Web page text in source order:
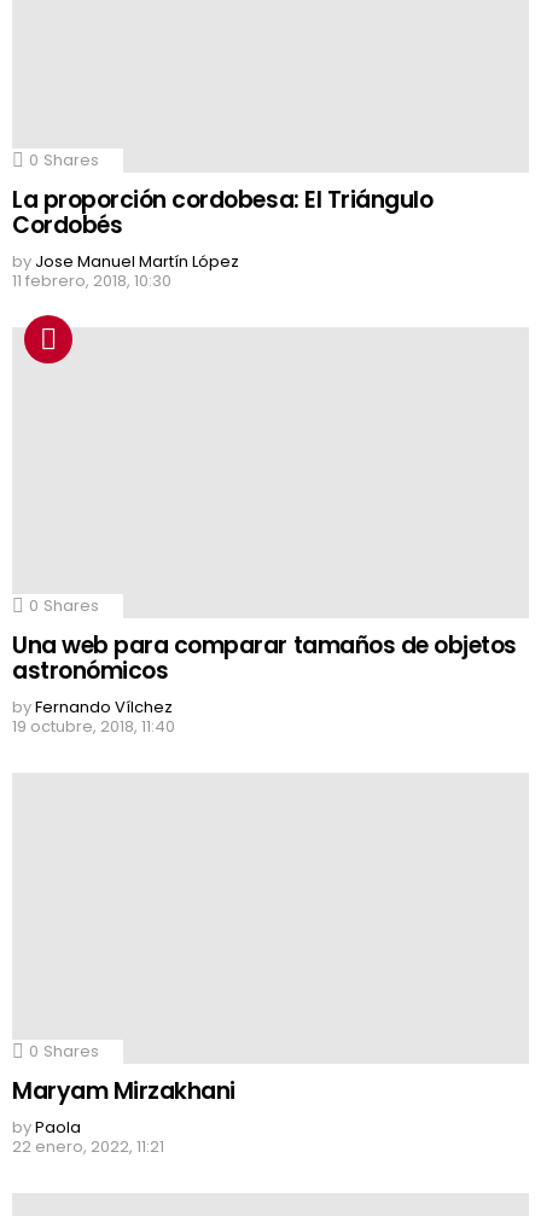
0 Shares
La proporción cordobesa: El Triángulo
Cordobés
by Jose Manuel Martín López
11 febrero, 2018, 10:30
0 Shares
Una web para comparar tamaños de objetos
astronómicos
byFernando Vílchez
19 octubre, 2018, 11:40
0 Shares
Maryam Mirzakhani
byPaola
22 enero, 2022, 11:21